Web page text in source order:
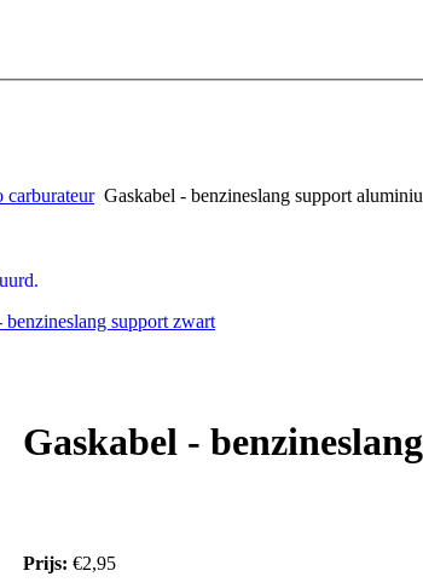
Gaskabel - benzineslang support
benzineslang support zwart
Gaskabel -
Prijs: €2,95